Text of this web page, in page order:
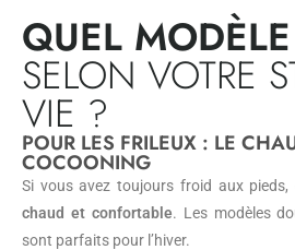
QUEL
SELON VOTRE
VIE ?
POUR LES FRILEUX : LE
COCOONING
Si vous avez toujours froid aux pieds,
chaud et confortable. Les modèles
sont parfaits pour l’hiver.